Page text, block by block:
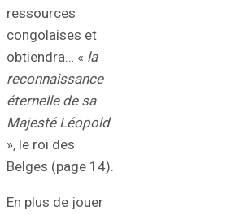
ressources
congolaises et
obtiendra… « la
reconnaissance
éternelle de sa
Majesté Léopold
», le roi des
Belges (page 14).
En plus de jouer